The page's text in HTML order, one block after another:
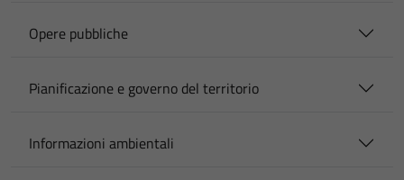
Opere pubbliche
Pianificazione e governo del territorio
Informazioni ambientali